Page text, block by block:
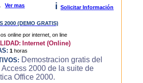
Ver mas i Solicitar Información
2000 (DEMO GRATIS)
Internet (Online)
1 horas
Demostracion gratis del
Access 2000 de la suite de
Office 2000.